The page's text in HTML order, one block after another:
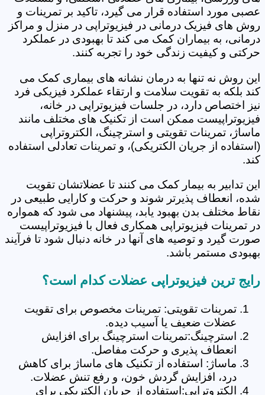
عصبی مورد استفاده قرار می گیرد، تاکید بر تمرینات و
روش های فیزیک درمانی در فیزیوتراپی در منزل و مراکز
درمانی، به بیماران کمک می کند تا بهبودی در عملکرد
حرکتی و کیفیت زندگی خود را تجربه کنند.
این روش نه تنها به درمان نشانه های بیماری کمک می
کند بلکه به تقویت سلامت و ارتقاء عملکرد فیزیکی فرد
نیز اختصاص دارد، در جلسات فیزیوتراپی در خانه،
فیزیوتراپیست ممکن است از تکنیک های مختلف مانند
ماساژ، تمرینات تقویتی و استرچینگ، الکتروتراپی
(استفاده از جریان الکتریکی)، و تمرینات تعادلی استفاده
کند.
این تدابیر به بیمار کمک می کنند تا عضلاتشان تقویت
شده، انعطاف پذیرتر شوند و حرکت و کارایی طبیعی در
نقاط مختلف بدن بهبود یابد، پیشنهاد می شود که همواره
در تمرینات فیزیوتراپی همکاری فعال با فیزیوتراپیست
صورت گیرد و توصیه های آنها در خانه دنبال شود تا فرآیند
بهبودی مستمر باشد.
رایج ترین فیزیوتراپی عضلات کدام است؟
تمرینات تقویتی: تمرینات مخصوص برای تقویت
عضلات ضعیف یا آسیب دیده.
استرچینگ:تمرینات استرچینگ برای افزایش
انعطاف پذیری و حرکت مفاصل.
ماساژ: استفاده از تکنیک های ماساژ برای کاهش
درد، افزایش گردش خون، و رفع تنش عضلات.
الکتروتراپی:استفاده از جریان الکتریکی برای